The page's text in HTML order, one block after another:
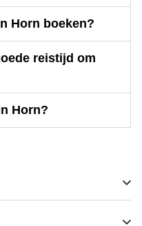
Horn boeken?
reistijd om
Horn?